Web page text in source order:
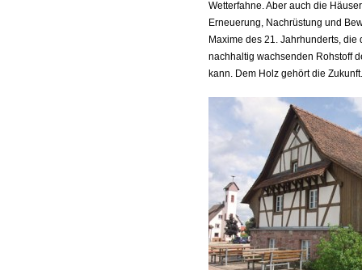
Wetterfahne. Aber auch die
Erneuerung, Nachrüstung und
Maxime des 21. Jahrhunderts, die
nachhaltig wachsenden Rohstoff
kann. Dem Holz gehört die Zukunft.